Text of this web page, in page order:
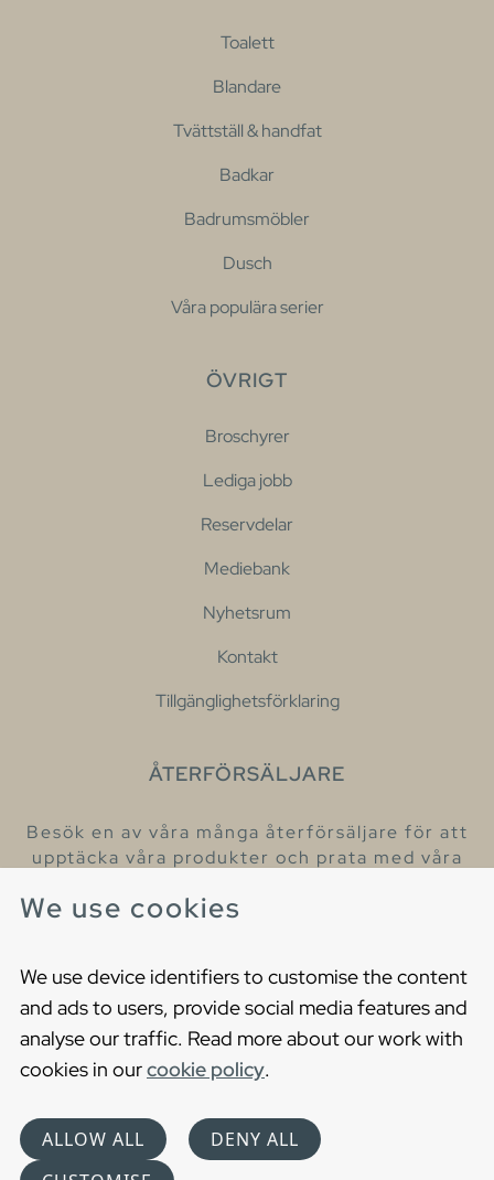
We use cookies
We use device identifiers to customise the content
and ads to users, provide social media features and
analyse our traffic. Read more about our work with
cookies in ourcookie policy.
ALLOW ALL
DENY ALL
Toalett
Blandare
Tvättställ & handfat
Badkar
Badrumsmöbler
Dusch
Våra populära serier
ÖVRIGT
Broschyrer
Lediga jobb
Reservdelar
Mediebank
Nyhetsrum
Kontakt
Tillgänglighetsförklaring
ÅTERFÖRSÄLJARE
Besök en av våra många återförsäljare för att
upptäcka våra produkter och prata med våra
Cookies
Privacy statement
Choose language